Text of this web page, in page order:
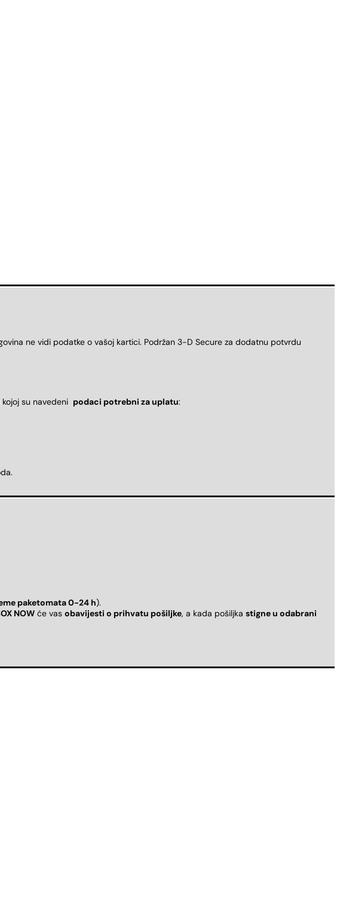
ne vidi podatke o vašoj kartici. Podržan 3-D Secure za dodatnu potvrdu
kojoj su navedeni podaci potrebni za uplatu:
paketomata 0-24 h).
NOW će vas obavijesti o prihvatu pošiljke, a kada pošiljka stigne u odabrani